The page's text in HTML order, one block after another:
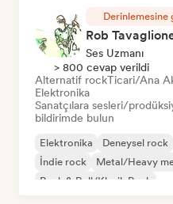
Rob
Ses Uzmanı
> 800 cevap verildi
Alternatif rockTicari/Ana
Elektronika
Sanatçılara sesleri/
bildirimde bulun
Elektronika Deneysel rock
İndie rock
Metal/Heavy
Rock & Roll/Klasik Rock